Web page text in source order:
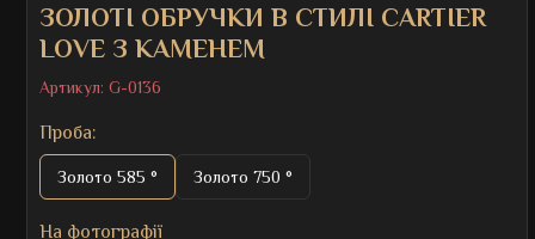
ЗОЛОТІ ОБРУЧКИ В СТИЛІ CARTIER
LOVE З КАМЕНЕМ
Артикул: G-0136
Проба:
Золото 585 ° Золото 750 °
На фотографії